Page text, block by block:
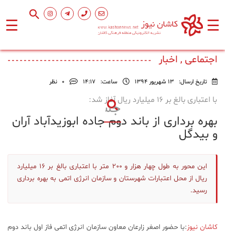
☰ ☰
اصلی
فرهنگ
و
هنر
ورزشی
محیط
اجتماعی , اخبار
تاریخ ارسال: 13 شهریور 1394 ساعت: ۱۴:۱۷ 0 نظر
با اعتباری بالغ بر 16 میلیارد ریال آغاز شد:
بهره برداری از باند دوم جاده ابوزیدآباد آران
و بیدگل
این محور به طول چهار هزار و 200 متر با اعتباری بالغ بر 16 میلیارد
ریال از محل اعتبارات شهرستان و سازمان انرژی اتمی به بهره برداری
رسید.
کاشان نیوز :با حضور اصغر زارعان معاون سازمان انرژی اتمی فاز اول باند دوم